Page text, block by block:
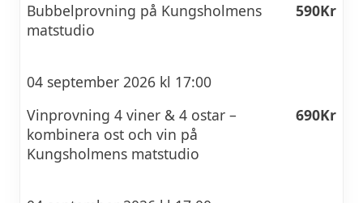
Bubbelprovning på Kungsholmens
matstudio
590Kr
04 september 2026 kl 17:00
Vinprovning 4 viner & 4 ostar –
kombinera ost och vin på
Kungsholmens matstudio
690Kr